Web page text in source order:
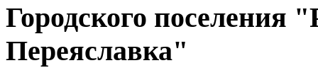
Городского поселения
Переяславка"